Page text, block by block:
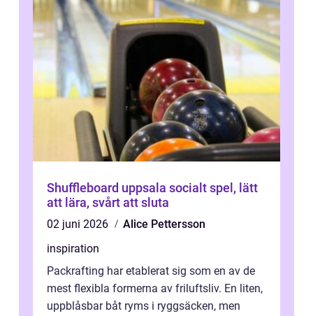
Shuffleboard uppsala socialt spel, lätt
att lära, svårt att sluta
02 juni 2026
Alice Pettersson
inspiration
Packrafting har etablerat sig som en av de
mest flexibla formerna av friluftsliv. En liten,
uppblåsbar båt ryms i ryggsäcken, men